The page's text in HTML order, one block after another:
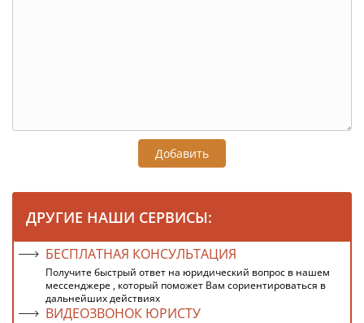
Добавить
ДРУГИЕ НАШИ СЕРВИСЫ:
БЕСПЛАТНАЯ КОНСУЛЬТАЦИЯ
Получите быстрый ответ на юридический вопрос в нашем
мессенджере , который поможет Вам сориентироваться в
дальнейших действиях
ВИДЕОЗВОНОК ЮРИСТУ